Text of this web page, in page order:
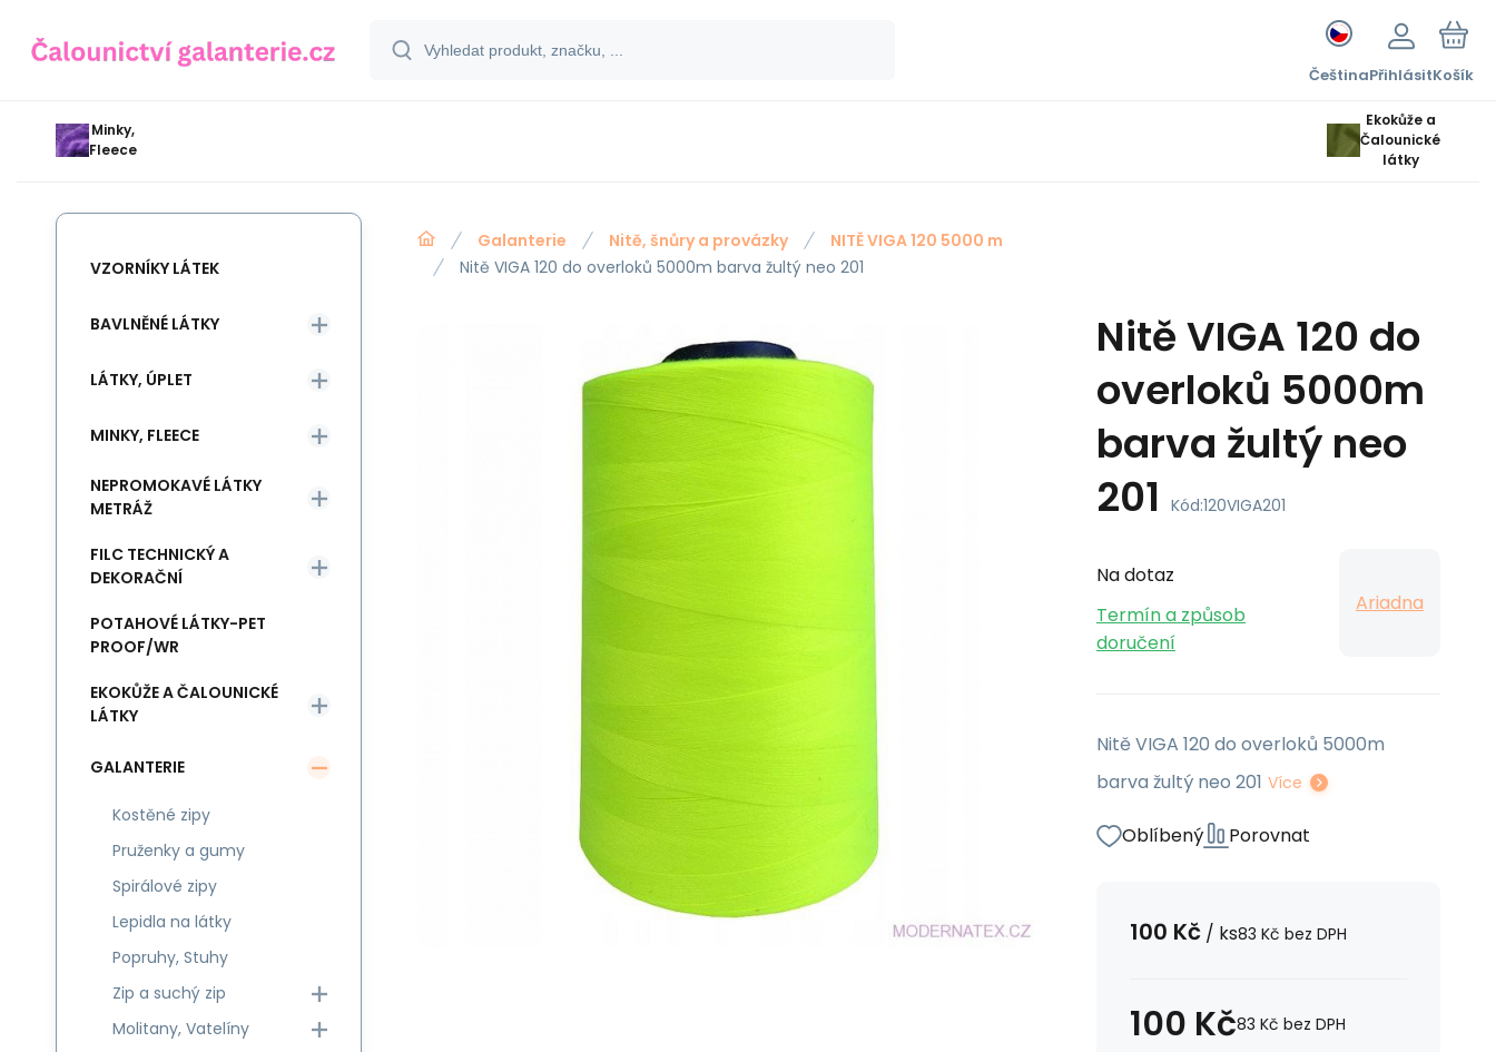
ČeštinaPřihlásitKošík
Minky,
Fleece
Ekokůže a
Čalounické
látky
Galanterie Nitě, šnůry a provázky
NITĚ VIGA 120 5000 m
Nitě VIGA 120 do overloků 5000m barva žultý neo 201
Nitě VIGA 120 do
overloků 5000m
barva žultý neo
201 Kód:120VIGA201
Na dotaz
Termín a způsob
doručení
Ariadna
Nitě VIGA 120 do overloků 5000m
barva žultý neo 201 Více
Oblíbený Porovnat
100 Kč / ks83 Kč bez DPH
100 Kč83 Kč bez DPH
VZORNÍKY LÁTEK
BAVLNĚNÉ LÁTKY
LÁTKY, ÚPLET
MINKY, FLEECE
NEPROMOKAVÉ LÁTKY
METRÁŽ
FILC TECHNICKÝ A
DEKORAČNÍ
POTAHOVÉ LÁTKY-PET
PROOF/WR
EKOKŮŽE A ČALOUNICKÉ
LÁTKY
GALANTERIE
Kostěné zipy
Pruženky a gumy
Spirálové zipy
Lepidla na látky
Popruhy, Stuhy
Zip a suchý zip
Molitany, Vatelíny